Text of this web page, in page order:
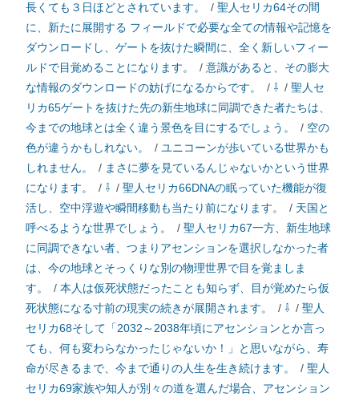
長くても３日ほどとされています。
/ 聖人セリカ64その間
に、新たに展開する フィールドで必要な全ての情報や記憶を
ダウンロードし、ゲートを抜けた瞬間に、全く新しいフィー
ルドで目覚めることになります。
/ 意識があると、その膨大
な情報のダウンロードの妨げになるからです。
/ ⇩ / 聖人セ
リカ65ゲートを抜けた先の新生地球に同調できた者たちは、
今までの地球とは全く違う景色を目にするでしょう。
/ 空の
色が違うかもしれない。
/ ユニコーンが歩いている世界かも
しれません。
/ まさに夢を見ているんじゃないかという世界
になります。
/ ⇩ / 聖人セリカ66DNAの眠っていた機能が復
活し、空中浮遊や瞬間移動も当たり前になります。
/ 天国と
呼べるような世界でしょう。
/ 聖人セリカ67一方、新生地球
に同調できない者、つまりアセンションを選択しなかった者
は、今の地球とそっくりな別の物理世界で目を覚ましま
す。
/ 本人は仮死状態だったことも知らず、目が覚めたら仮
死状態になる寸前の現実の続きが展開されます。
/ ⇩ / 聖人
セリカ68そして「2032～2038年頃にアセンションとか言っ
ても、何も変わらなかったじゃないか！」と思いながら、寿
命が尽きるまで、今まで通りの人生を生き続けます。
/ 聖人
セリカ69家族や知人が別々の道を選んだ場合、アセンション